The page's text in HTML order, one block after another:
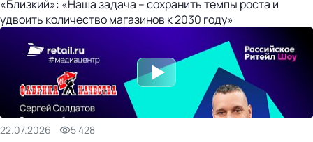
«Близкий»: «Наша задача – сохранить темпы роста и
удвоить количество магазинов к 2030 году»
22.07.2026 5 428